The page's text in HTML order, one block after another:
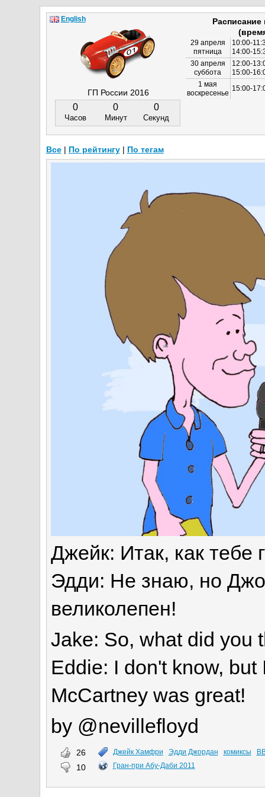
Джейк: Итак, как тебе
Эдди: Не знаю, но
великолепен!
Jake: So, what did you
Eddie: I don't know,
McCartney was great!
by @nevillefloyd
26
10
Джейк Хамфри Эдди Джордан комиксы
Гран-при Абу-Даби 2011
ГП России 2016
0
Часов
0
Минут
0
Секунд
29 апреля
пятница
10:00-
14:00-
30 апреля
суббота
12:00-
15:00-
1 мая
воскресенье
15:00-
English
Все| По рейтингу| По тегам